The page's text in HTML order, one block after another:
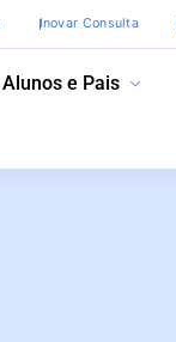
Inovar Consulta
Alunos e Pais